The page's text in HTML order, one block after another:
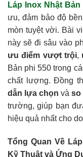
Láp Inox Nhật Bản
ưu, đảm bảo độ
mòn tuyệt vời. Bài
này sẽ đi sâu vào
ưu điểm vượt trội,
Bản phi 550 trong
chất lượng. Đồng
dẫn lựa chọn và so
trường, giúp bạn
hiệu quả nhất cho
Tổng Quan Về
Kỹ Thuật và Ứng